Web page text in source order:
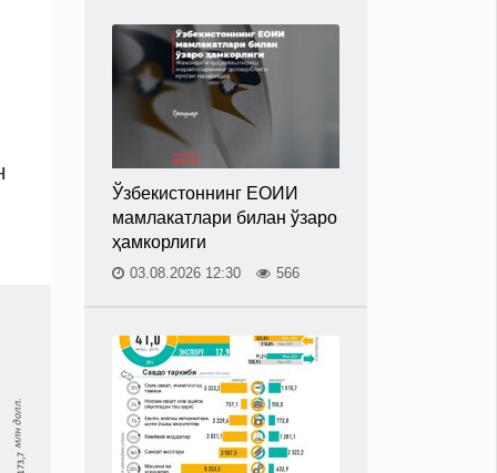
Ўзбекистоннинг ЕОИИ
мамлакатлари билан ўзаро
ҳамкорлиги
03.08.2026 12:30 566